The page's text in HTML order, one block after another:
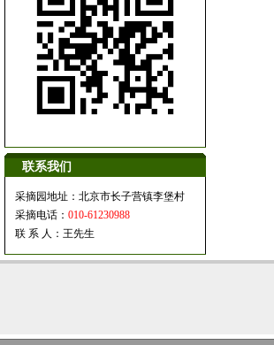
联系我们
采摘园地址：北京市长子营镇李堡村
采摘电话： 010-61230988
联 系 人：王先生